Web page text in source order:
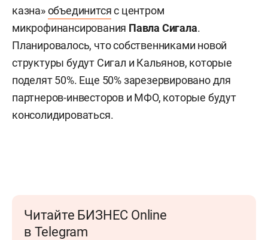
казна»объединитсяс центром
микрофинансирования Павла Сигала.
Планировалось, что собственниками новой
структуры будут Сигал и Кальянов, которые
поделят 50%. Еще 50% зарезервировано для
партнеров-инвесторов и МФО, которые будут
консолидироваться.
Читайте БИЗНЕС Online
в Telegram